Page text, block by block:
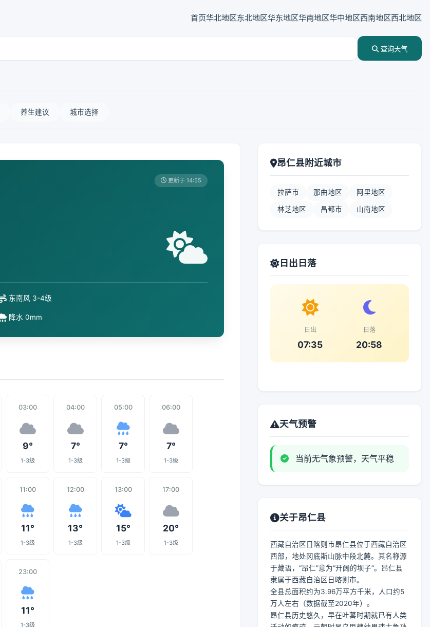
首页华北地区东北地区华东地区华南地区华中地区西南地区西北地区
查询天气
养生建议 城市选择
更新于 14:55
东南风 3-4级
降水 0mm
03:00
9°
1-3级
04:00
7°
1-3级
05:00
7°
1-3级
06:00
7°
1-3级
11:00
11°
1-3级
12:00
13°
1-3级
13:00
15°
1-3级
17:00
20°
1-3级
23:00
11°
1-3级
昂仁县附近城市
拉萨市 那曲地区 阿里地区
林芝地区 昌都市 山南地区
日出日落
日出
07:35
日落
20:58
天气预警
当前无气象预警，天气平稳
关于昂仁县
西藏自治区日喀则市昂仁县位于西藏自治区
西部，地处冈底斯山脉中段北麓。其名称源
于藏语，“昂仁”意为“开阔的坝子”。昂仁县
隶属于西藏自治区日喀则市。
全县总面积约为3.96万平方千米，人口约5
万人左右（数据截至2020年）。
昂仁县历史悠久，早在吐蕃时期就已有人类